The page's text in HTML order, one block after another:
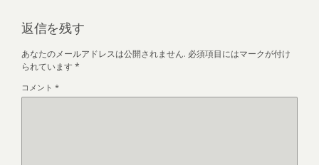
返信を残す
あなたのメールアドレスは公開されません. 必須項目にはマークが付け
られています *
コメント *